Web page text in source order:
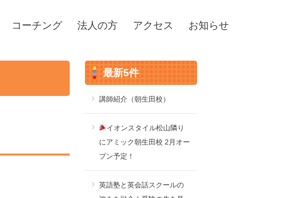
コーチング 法人の方 アクセス お知らせ
最新5件
講師紹介（朝生田校）
イオンスタイル松山隣り
にアミック朝生田校 2月オー
プン予定！
英語塾と英会話スクールの